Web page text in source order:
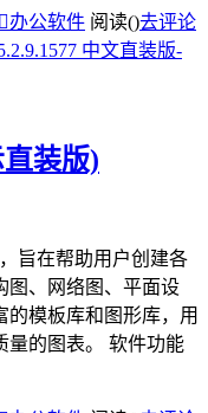
办公软件 阅读()去评论
装版)
旨在帮助用户创建各
图、网络图、平面设
模板库和图形库，用
量的图表。 软件功能